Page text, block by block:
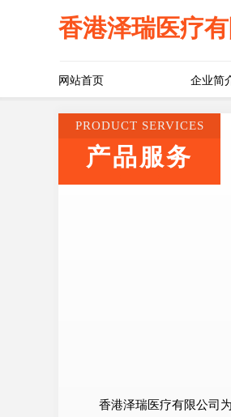
香港泽瑞医疗有
网站首页 企业简
PRODUCT SERVICES
产品服务
香港泽瑞医疗有限公司